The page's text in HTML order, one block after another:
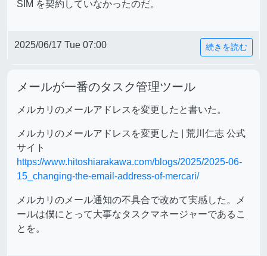
SIM を契約していなかったのだ。
2025/06/17 Tue 07:00 続きを読む
メールが一番のタスク管理ツール
メルカリのメールアドレスを変更したと書いた。
メルカリのメールアドレスを変更した | 荒川仁志 公式
サイト
https://www.hitoshiarakawa.com/blogs/2025/2025-06-
15_changing-the-email-address-of-mercari/
メルカリのメール通知の不具合で改めて実感した。メ
ールは僕にとって大事なタスクマネージャーであるこ
とを。